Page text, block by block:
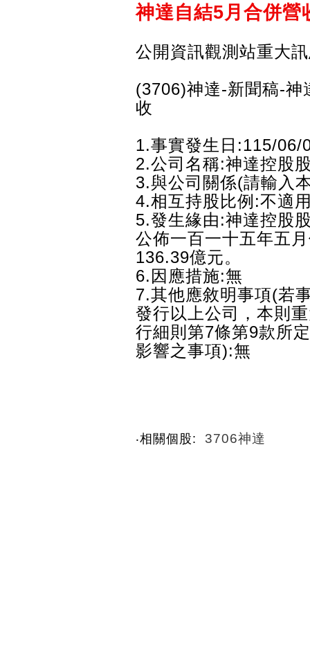
神達自結5月合併營
公開資訊觀測站重大
(3706)神達-新聞稿-神
收
1.事實發生日:115/06/
2.公司名稱:神達控股
3.與公司關係(請輸入
4.相互持股比例:不適
5.發生緣由:神達控股
公佈一百一十五年五
136.39億元。
6.因應措施:無
7.其他應敘明事項(若
發行以上公司，本則
行細則第7條第9款所
影響之事項):無
‧相關個股: 3706神達